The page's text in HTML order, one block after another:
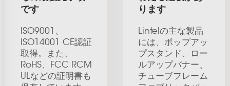
です
ISO9001、
ISO14001 CE認証
取得。また、
RoHS、FCC RCM
ULなどの証明書も
ります
Lintelの主な製品
には、ポップアッ
プスタンド、ロー
ルアップバナー、
チューブフレーム